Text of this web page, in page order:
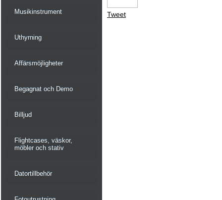
Musikinstrument
Uthyrning
Affärsmöjligheter
Begagnat och Demo
Billjud
Flightcases, väskor,
möbler och stativ
Datortillbehör
Tweet